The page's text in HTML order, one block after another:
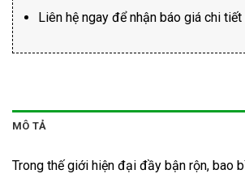
Liên hệ ngay để nhận báo giá chi tiết
MÔ TẢ
Trong thế giới hiện đại đầy bận rộn, bao